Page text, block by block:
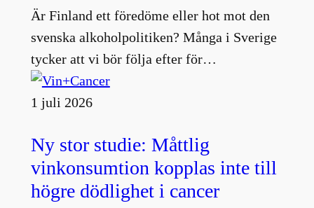
Är Finland ett föredöme eller hot mot den
svenska alkoholpolitiken? Många i Sverige
tycker att vi bör följa efter för…
1 juli 2026
Ny stor studie: Måttlig
vinkonsumtion kopplas inte till
högre dödlighet i cancer